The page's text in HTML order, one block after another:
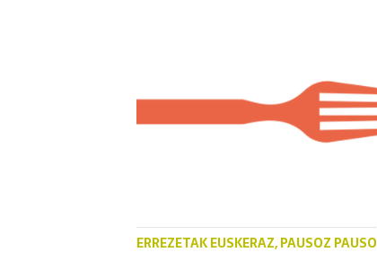
ERREZETAK EUSKERAZ, PAUSOZ PAUSO